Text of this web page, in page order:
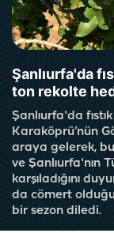
Şanlıurfa'da
ton rekolte
Şanlıurfa'da
Karaköprü’nün
araya gelerek,
ve Şanlıurfa'nın
karşıladığını
da cömert
bir sezon diledi.